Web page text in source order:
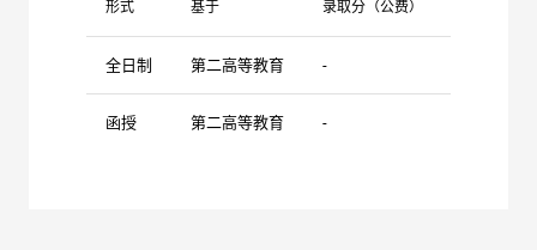
形式 基于 录取分（公费）
全日制 第二高等教育 -
函授 第二高等教育 -